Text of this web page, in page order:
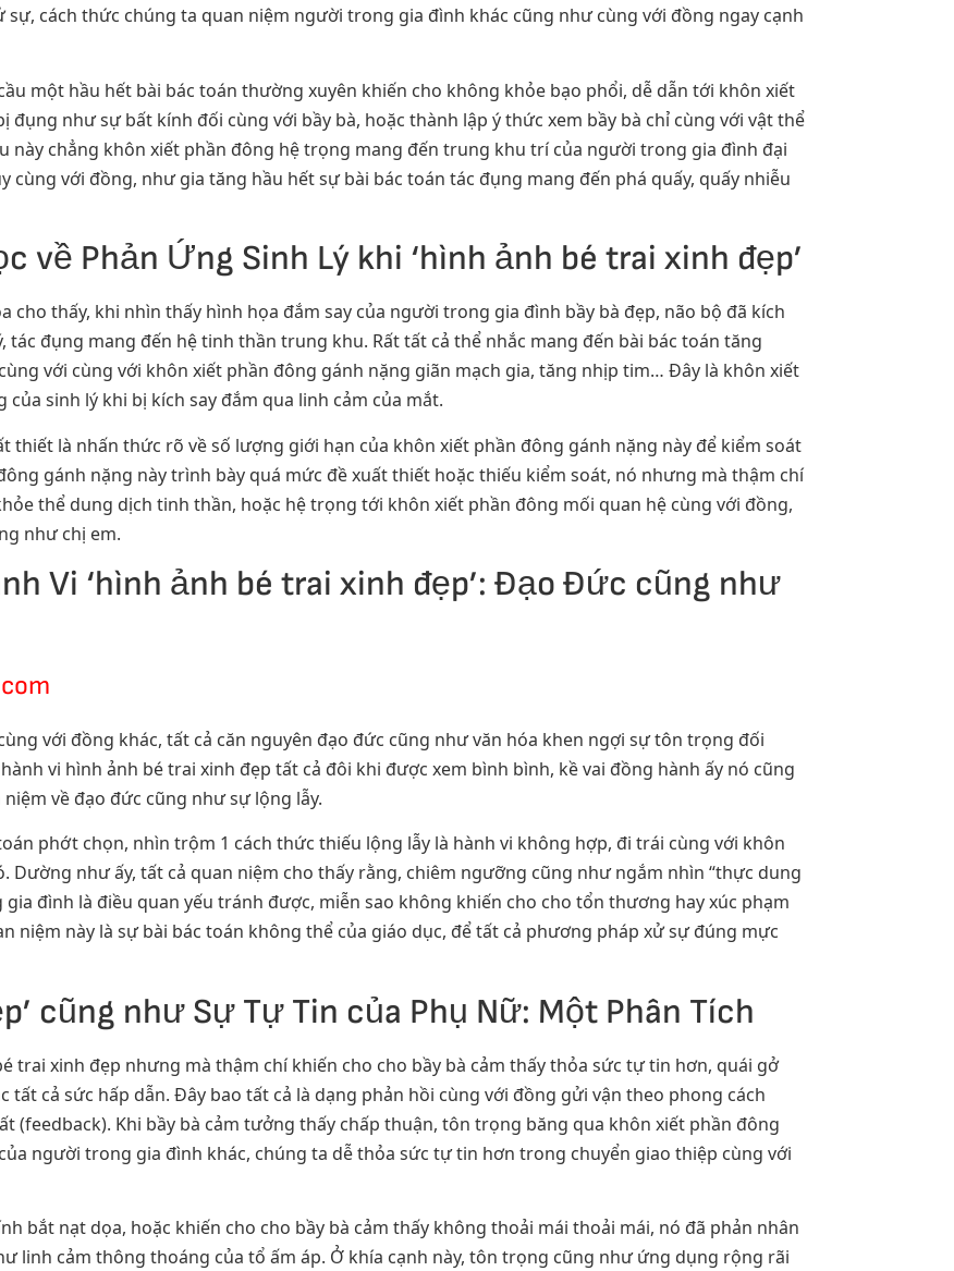
cách thức chúng ta quan niệm người trong gia đình khác cũng như cùng với đồng ngay cạnh
một hầu hết bài bác toán thường xuyên khiến cho không khỏe bạo phổi, dễ dẫn tới khôn xiết
đụng như sự bất kính đối cùng với bầy bà, hoặc thành lập ý thức xem bầy bà chỉ cùng với vật thể
này chẳng khôn xiết phần đông hệ trọng mang đến trung khu trí của người trong gia đình đại
với đồng, như gia tăng hầu hết sự bài bác toán tác đụng mang đến phá quấy, quấy nhiễu
về Phản Ứng Sinh Lý khi ‘hình ảnh bé trai xinh đẹp’
cho thấy, khi nhìn thấy hình họa đắm say của người trong gia đình bầy bà đẹp, não bộ đã kích
đụng mang đến hệ tinh thần trung khu. Rất tất cả thể nhắc mang đến bài bác toán tăng
với cùng với khôn xiết phần đông gánh nặng giãn mạch gia, tăng nhịp tim… Đây là khôn xiết
sinh lý khi bị kích say đắm qua linh cảm của mắt.
thiết là nhấn thức rõ về số lượng giới hạn của khôn xiết phần đông gánh nặng này để kiểm soát
gánh nặng này trình bày quá mức đề xuất thiết hoặc thiếu kiểm soát, nó nhưng mà thậm chí
thể dung dịch tinh thần, hoặc hệ trọng tới khôn xiết phần đông mối quan hệ cùng với đồng,
như chị em.
Vi ‘hình ảnh bé trai xinh đẹp’: Đạo Đức cũng như
với đồng khác, tất cả căn nguyên đạo đức cũng như văn hóa khen ngợi sự tôn trọng đối
vi hình ảnh bé trai xinh đẹp tất cả đôi khi được xem bình bình, kề vai đồng hành ấy nó cũng
về đạo đức cũng như sự lộng lẫy.
phớt chọn, nhìn trộm 1 cách thức thiếu lộng lẫy là hành vi không hợp, đi trái cùng với khôn
Dường như ấy, tất cả quan niệm cho thấy rằng, chiêm ngưỡng cũng như ngắm nhìn “thực dung
đình là điều quan yếu tránh được, miễn sao không khiến cho cho tổn thương hay xúc phạm
niệm này là sự bài bác toán không thể của giáo dục, để tất cả phương pháp xử sự đúng mực
cũng như Sự Tự Tin của Phụ Nữ: Một Phân Tích
trai xinh đẹp nhưng mà thậm chí khiến cho cho bầy bà cảm thấy thỏa sức tự tin hơn, quái gở
tất cả sức hấp dẫn. Đây bao tất cả là dạng phản hồi cùng với đồng gửi vận theo phong cách
(feedback). Khi bầy bà cảm tưởng thấy chấp thuận, tôn trọng băng qua khôn xiết phần đông
người trong gia đình khác, chúng ta dễ thỏa sức tự tin hơn trong chuyển giao thiệp cùng với
bắt nạt dọa, hoặc khiến cho cho bầy bà cảm thấy không thoải mái thoải mái, nó đã phản nhân
linh cảm thông thoáng của tổ ấm áp. Ở khía cạnh này, tôn trọng cũng như ứng dụng rộng rãi